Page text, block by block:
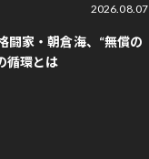
2026.08.07
闘家・朝倉海、“無償の
循環とは